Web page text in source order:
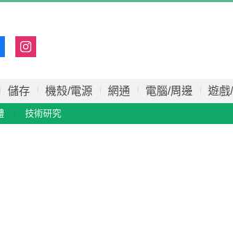
儲存 機殼/電源 網通 電腦/周邊 遊戲
技術研究